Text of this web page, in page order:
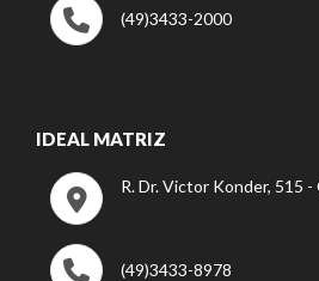
(49)3433-2000
IDEAL MATRIZ
R. Dr. Victor Konder, 515
(49)3433-8978